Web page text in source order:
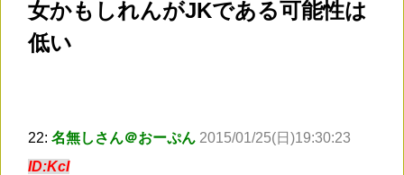
女かもしれんがJKである可能性は
低い
22: 名無しさん＠おーぷん 2015/01/25(日)19:30:23
ID:KcI